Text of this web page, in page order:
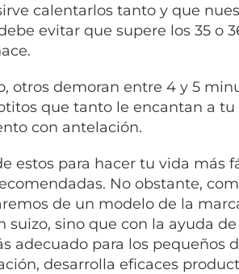
calentarlos tanto y que
evitar que supere los 35 o
otros demoran entre 4 y 5
que tanto le encantan a tu
con antelación.
estos para hacer tu vida más
No obstante,
de un modelo de la
suizo, sino que con la ayuda de
adecuado para los pequeños
desarrolla eficaces